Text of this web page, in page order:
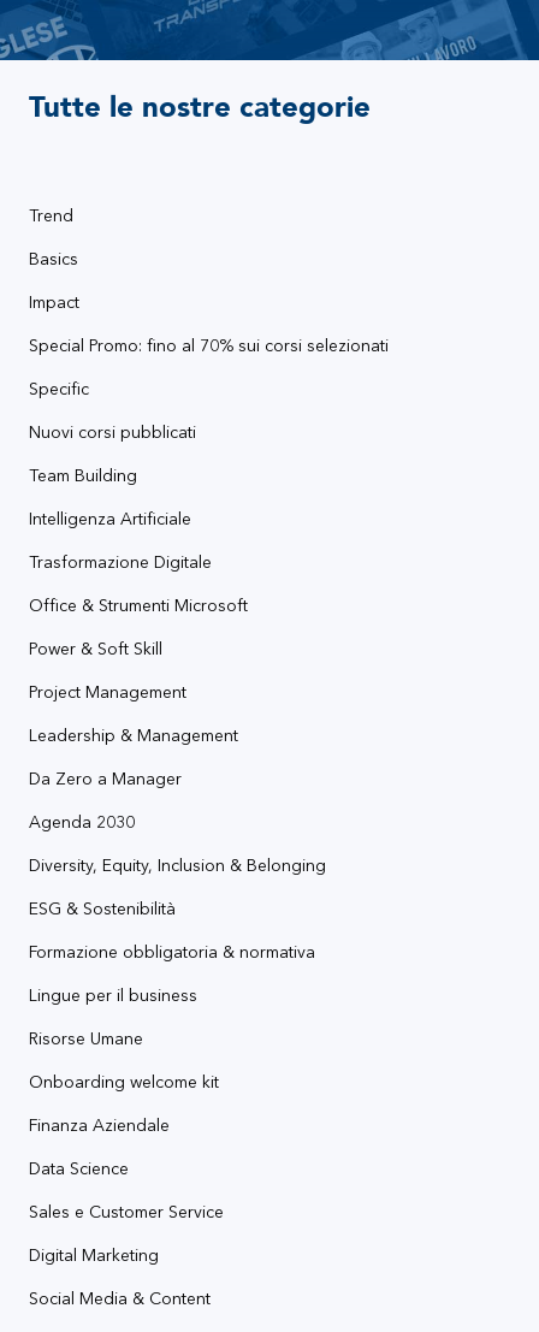
Tutte le nostre categorie
Trend
Basics
Impact
Special Promo: fino al 70% sui corsi selezionati
Specific
Nuovi corsi pubblicati
Team Building
Intelligenza Artificiale
Trasformazione Digitale
Office & Strumenti Microsoft
Power & Soft Skill
Project Management
Leadership & Management
Da Zero a Manager
Agenda 2030
Diversity, Equity, Inclusion & Belonging
ESG & Sostenibilità
Formazione obbligatoria & normativa
Lingue per il business
Risorse Umane
Onboarding welcome kit
Finanza Aziendale
Data Science
Sales e Customer Service
Digital Marketing
Social Media & Content